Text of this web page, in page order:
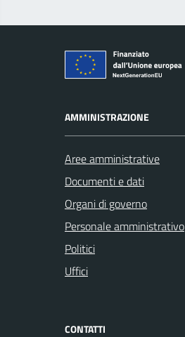
AMMINISTRAZIONE
Aree amministrative
Documenti e dati
Organi di governo
Personale amministrativo
Politici
Uffici
CONTATTI